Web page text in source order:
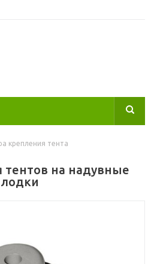
крепления тента
тентов на надувные
лодки